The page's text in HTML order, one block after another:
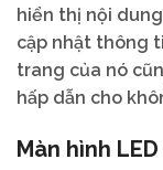
hiển thị nội
cập nhật thông
trang của nó
hấp dẫn cho
Màn hình